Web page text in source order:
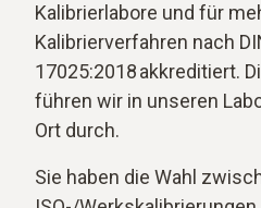
Kalibrierlabore und für
Kalibrierverfahren nach
17025:2018 akkreditiert.
führen wir in unseren
Ort durch.
Sie haben die Wahl